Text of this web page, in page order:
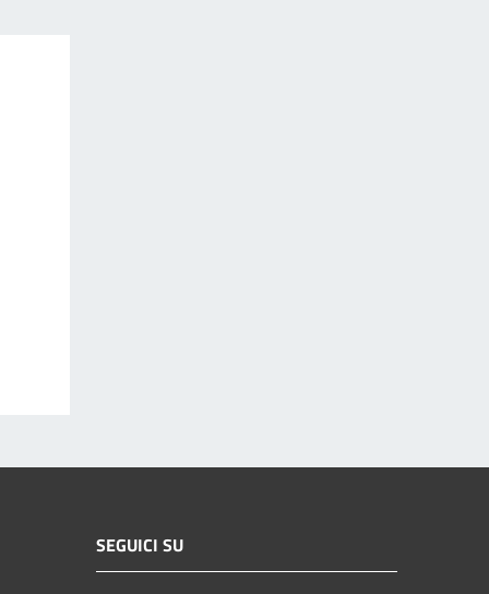
SEGUICI SU